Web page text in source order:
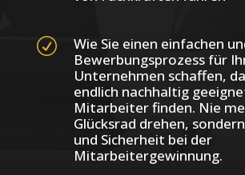
R
Wie Sie einen einfachen
Bewerbungsprozess für
Unternehmen schaffen,
endlich nachhaltig
Mitarbeiter finden. Nie
Glücksrad drehen,
und Sicherheit bei der
Mitarbeitergewinnung.